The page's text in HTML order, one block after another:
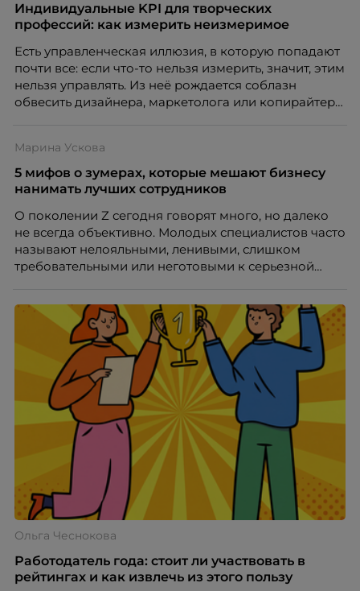
Индивидуальные KPI для творческих
профессий: как измерить неизмеримое
Есть управленческая иллюзия, в которую попадают
почти все: если что-то нельзя измерить, значит, этим
нельзя управлять. Из неё рождается соблазн
обвесить дизайнера, маркетолога или копирайтера
Проблема в том, что так мы измеряем не ценность,
а движение. А творческая работа — это тот редкий
случай, где движение и результат могут не
Марина Ускова
5 мифов о зумерах, которые мешают бизнесу
нанимать лучших сотрудников
О поколении Z сегодня говорят много, но далеко
не всегда объективно. Молодых специалистов часто
называют нелояльными, ленивыми, слишком
требовательными или неготовыми к серьезной
кадровых ошибок. В этой статье Марина Ускова,
руководитель отдела подбора персонала
рекрутинговой компании, разбирает самые
распространенные мифы о зумерах и объясняет,
почему устаревшие представления мешают
бизнесу находить и удерживать сильных
сотрудников.
Ольга Чеснокова
Работодатель года: стоит ли участвовать в
рейтингах и как извлечь из этого пользу